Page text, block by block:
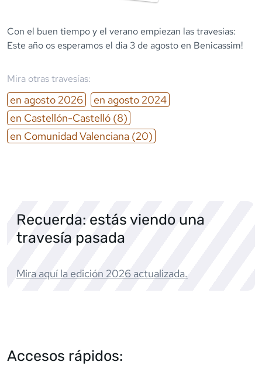
Con el buen tiempo y el verano empiezan las travesias:
Este año os esperamos el dia 3 de agosto en Benicassim!
Mira otras travesías:
en agosto 2026 en agosto 2024
en Castellón-Castelló (8)
en Comunidad Valenciana (20)
Recuerda: estás viendo una
travesía pasada
Mira aquí la edición 2026 actualizada.
Accesos rápidos: